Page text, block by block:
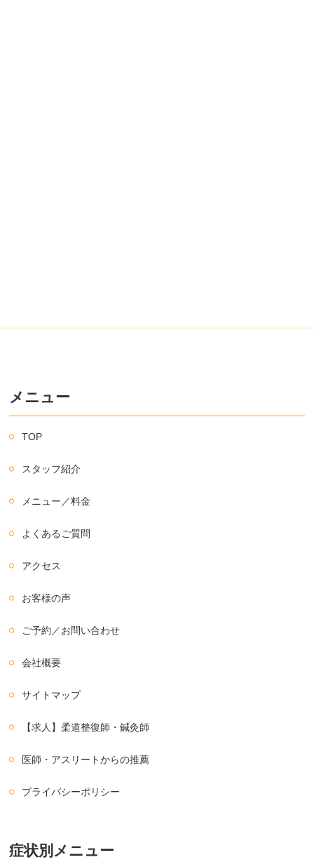
メニュー
TOP
スタッフ紹介
メニュー／料金
よくあるご質問
アクセス
お客様の声
ご予約／お問い合わせ
会社概要
サイトマップ
【求人】柔道整復師・鍼灸師
医師・アスリートからの推薦
プライバシーポリシー
症状別メニュー